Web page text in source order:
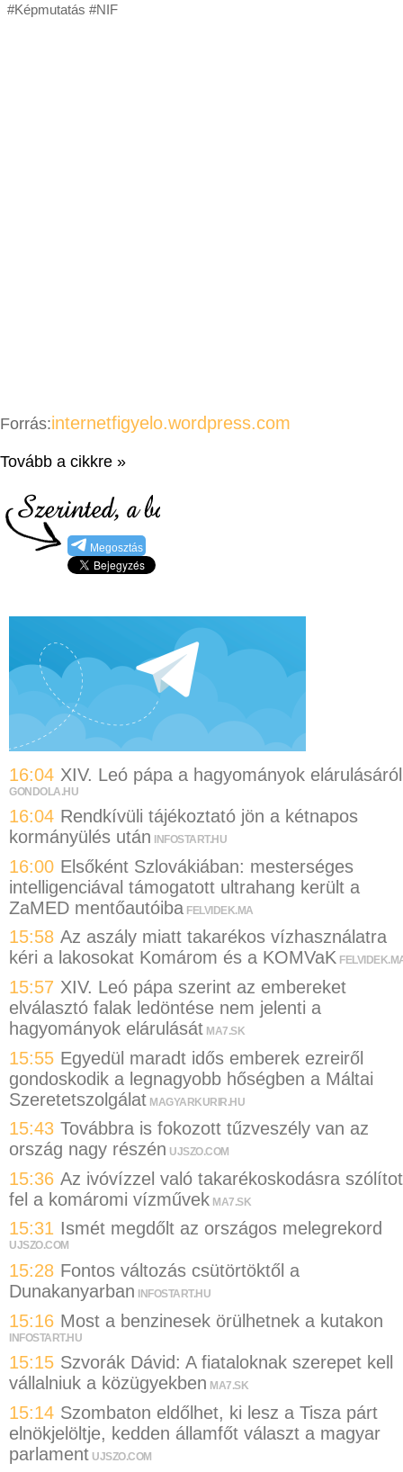
#Képmutatás #NIF
Forrás:internetfigyelo.wordpress.com
Tovább a cikkre »
Megosztás
16:04 XIV. Leó pápa a hagyományok elárulásáról
GONDOLA.HU
16:04 Rendkívüli tájékoztató jön a kétnapos
kormányülés után
INFOSTART.HU
16:00 Elsőként Szlovákiában: mesterséges
intelligenciával támogatott ultrahang került a
ZaMED mentőautóiba FELVIDEK.MA
15:58 Az aszály miatt takarékos vízhasználatra
kéri a lakosokat Komárom és a KOMVaK
15:57 XIV. Leó pápa szerint az embereket
elválasztó falak ledöntése nem jelenti a
hagyományok elárulását MA7.SK
15:55 Egyedül maradt idős emberek ezreiről
gondoskodik a legnagyobb hőségben a Máltai
Szeretetszolgálat MAGYARKURIR.HU
15:43 Továbbra is fokozott tűzveszély van az
ország nagy részén UJSZO.COM
15:36 Az ivóvízzel való takarékoskodásra
fel a komáromi vízművek MA7.SK
15:31 Ismét megdőlt az országos melegrekord
UJSZO.COM
15:28 Fontos változás csütörtöktől a
Dunakanyarban
INFOSTART.HU
15:16 Most a benzinesek örülhetnek a kutakon
INFOSTART.HU
15:15 Szvorák Dávid: A fiataloknak szerepet kell
vállalniuk a közügyekben MA7.SK
15:14 Szombaton eldőlhet, ki lesz a Tisza párt
elnökjelöltje, kedden államfőt választ a magyar
parlament UJSZO.COM